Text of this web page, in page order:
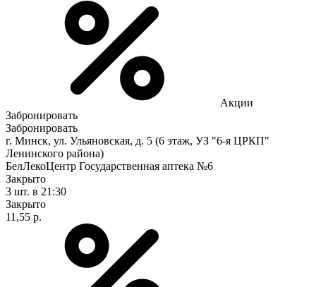
Акции
Забронировать
Забронировать
г. Минск, ул. Ульяновская, д. 5 (6 этаж, УЗ "6-я ЦРКП"
Ленинского района)
БелЛекоЦентр Государственная аптека №6
Закрыто
3 шт. в 21:30
Закрыто
11,55 р.